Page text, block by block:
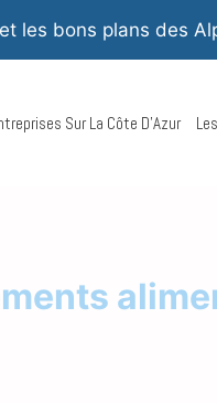
les bons plans des
Sur La Côte D’Azur